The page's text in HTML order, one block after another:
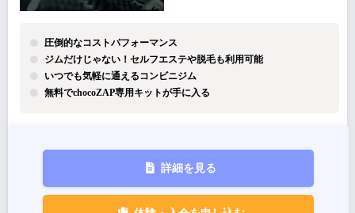
圧倒的なコストパフォーマンス
ジムだけじゃない！セルフエステや脱毛も利用可能
いつでも気軽に通えるコンビニジム
無料でchocoZAP専用キットが手に入る
詳細を見る